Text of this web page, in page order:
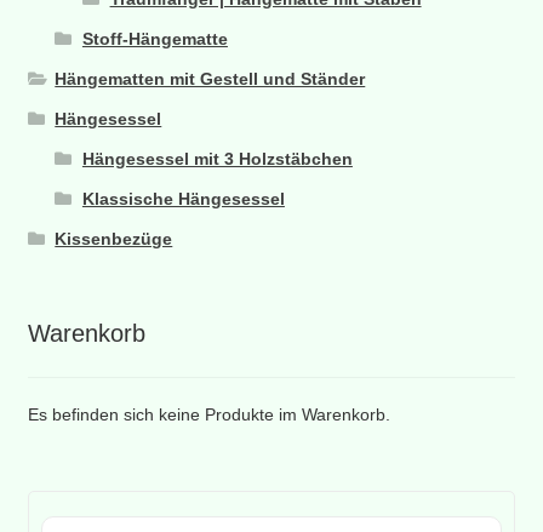
Stoff-Hängematte
Hängematten mit Gestell und Ständer
Hängesessel
Hängesessel mit 3 Holzstäbchen
Klassische Hängesessel
Kissenbezüge
Warenkorb
Es befinden sich keine Produkte im Warenkorb.